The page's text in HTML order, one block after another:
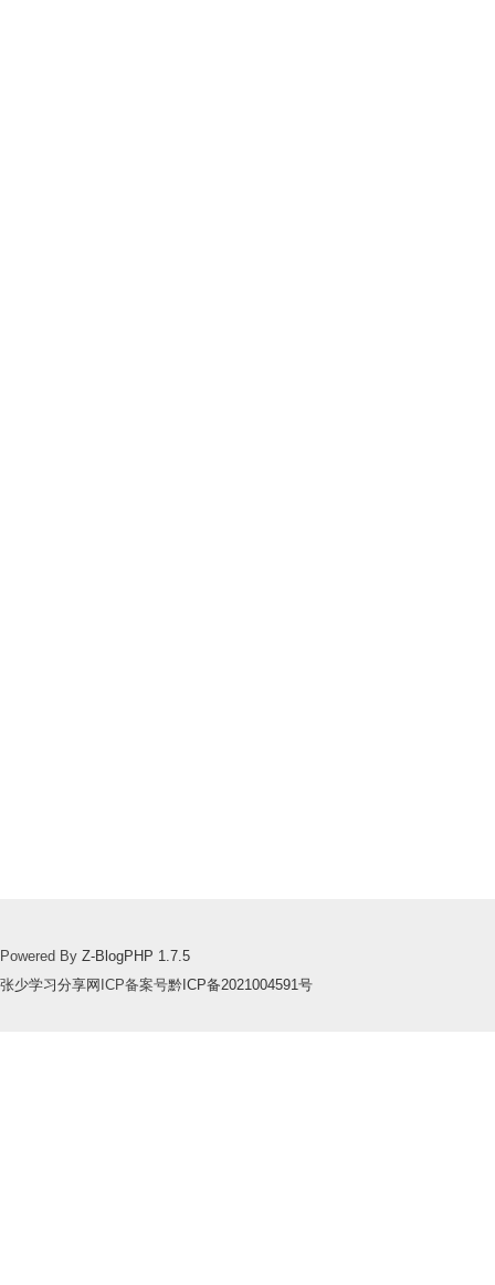
Powered By Z-BlogPHP 1.7.5
张少学习分享网 ICP备案号黔ICP备2021004591号